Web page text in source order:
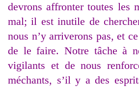
devrons affronter toutes les
mal; il est inutile de
nous n’y arriverons pas, et
de le faire. Notre tâche à
vigilants et de nous
méchants, s’il y a des